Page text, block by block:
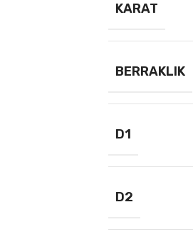
KARAT
BERRAKLIK
D1
D2